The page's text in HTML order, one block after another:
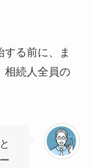
する前に、ま
相続人全員の